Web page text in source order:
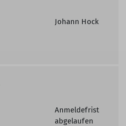
Johann Hock
Anmeldefrist
abgelaufen